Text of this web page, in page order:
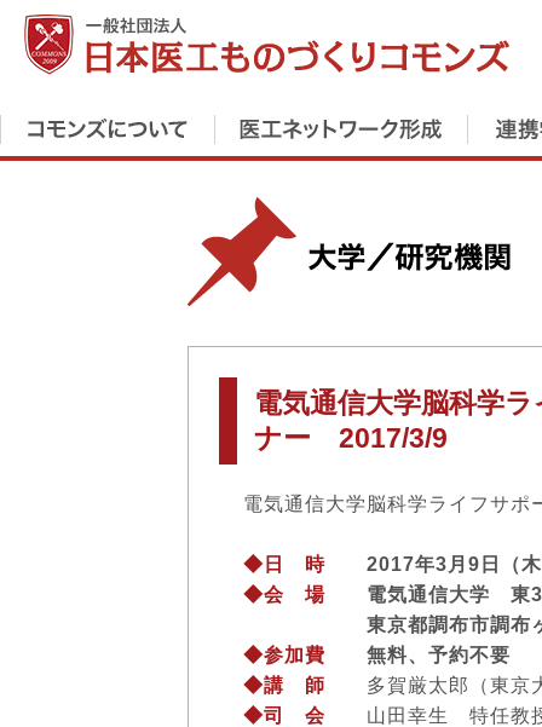
電気通信大学脳科学
ナー 2017/3/9
電気通信大学脳科学ライフサ
◆日 時 2017年3月9日（木
◆会 場 電気通信大学 東3
東京都調布市調
◆参加費
無料、予約不要
◆講 師 多賀厳太郎（東京
◆司 会 山田幸生 特任教